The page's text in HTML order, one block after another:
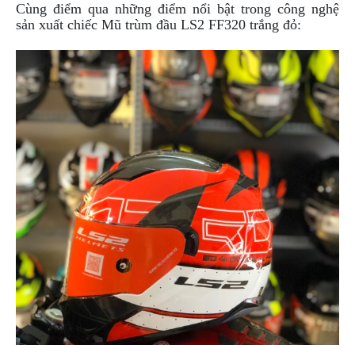
ÁO
MƯA
GIVI
GĂNG
TAY
MOTO
DƯỠNG
SÊN
BALO
TÚI
ĐEO
GIVI
GIÀY
MOTO
ÁO
GIÁP
MOTO
Cùng điểm qua những điểm nổi bật trong công nghệ
sản xuất chiếc Mũ trùm đầu LS2 FF320 trắng đỏ: